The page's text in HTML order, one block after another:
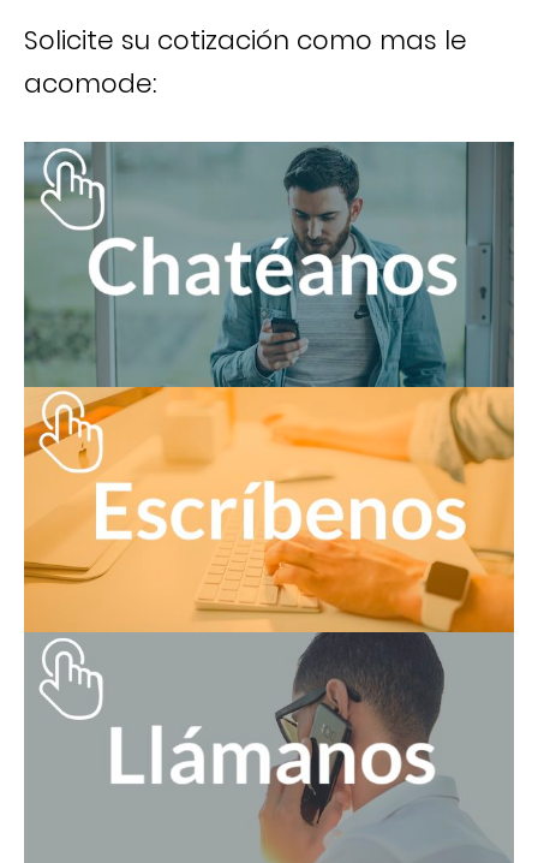
Solicite su cotización como mas le
acomode: